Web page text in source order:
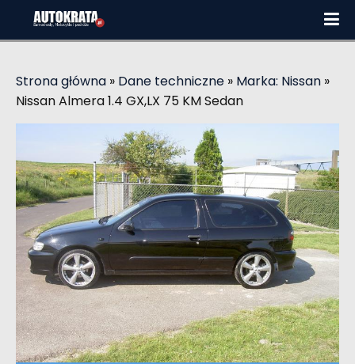
Strona główna » Dane techniczne » Marka: Nissan »
Nissan Almera 1.4 GX,LX 75 KM Sedan